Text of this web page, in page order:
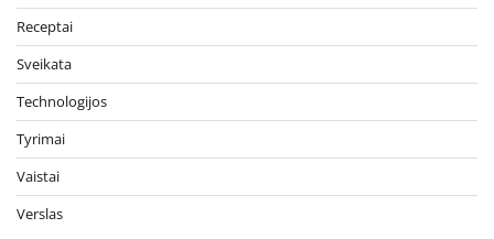
Receptai
Sveikata
Technologijos
Tyrimai
Vaistai
Verslas